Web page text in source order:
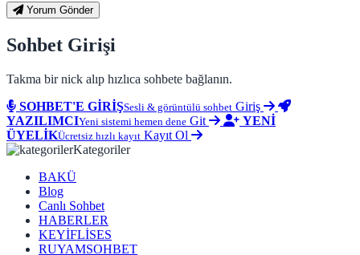
Yorum Gönder
Sohbet Girişi
Takma bir nick alıp hızlıca sohbete bağlanın.
SOHBET'E GİRİŞSesli & görüntülü sohbet Giriş
YAZILIMCIYeni sistemi hemen dene Git
YENİ
ÜYELİKÜcretsiz hızlı kayıt Kayıt Ol
Kategoriler
BAKÜ
Blog
Canlı Sohbet
HABERLER
KEYİFLİSES
RUYAMSOHBET